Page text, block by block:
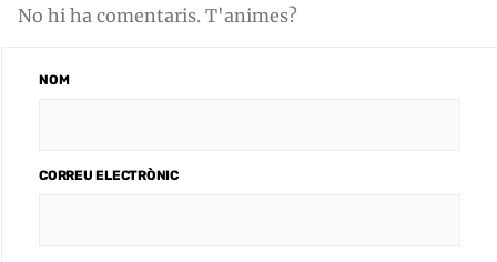
No hi ha comentaris. T'animes?
NOM
CORREU ELECTRÒNIC